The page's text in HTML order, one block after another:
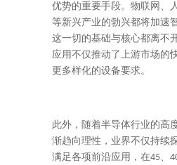
优势的重要手段。物联网、
等新兴产业的勃兴都将加速
这一切的基础与核心都离不
应用不仅推动了上游市场的
更多样化的设备要求。
此外，随着半导体行业的高
渐趋向理性，业界不仅持续
满足各项前沿应用，在45、